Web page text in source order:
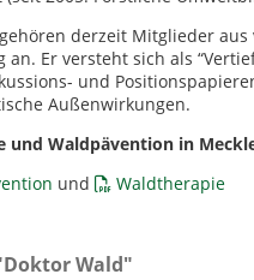
derzeit Mitglieder
Er versteht sich als
und
Außenwirkungen.
und Waldpävention in
und Waldtherapie
Wald"